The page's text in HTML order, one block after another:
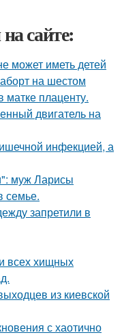
сайте:
может иметь детей
на шестом
матке плаценту.
двигатель на
инфекцией, а
муж Ларисы
семье.
запретили в
всех хищных
из киевской
с хаотично